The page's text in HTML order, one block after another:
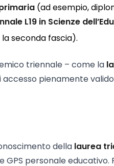
(ad esempio,
L19 in Scienze
seconda fascia).
triennale – come la
pienamente
della laurea
personale educativo.